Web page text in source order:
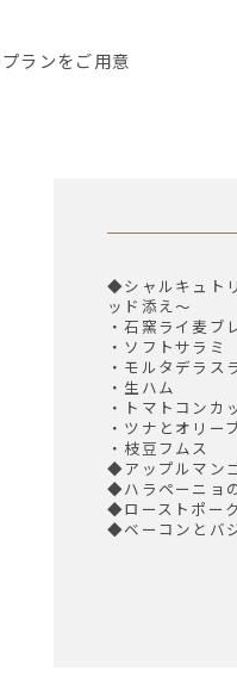
ランをご用意
◆シャルキュト
ッド添え～
・石窯ライ麦ブ
・ソフトサラミ
・モルタデラス
・生ハム
・トマトコン
・ツナとオリー
・枝豆フムス
◆アップルマン
◆ハラペーニョ
◆ローストポー
◆ベーコンとバ